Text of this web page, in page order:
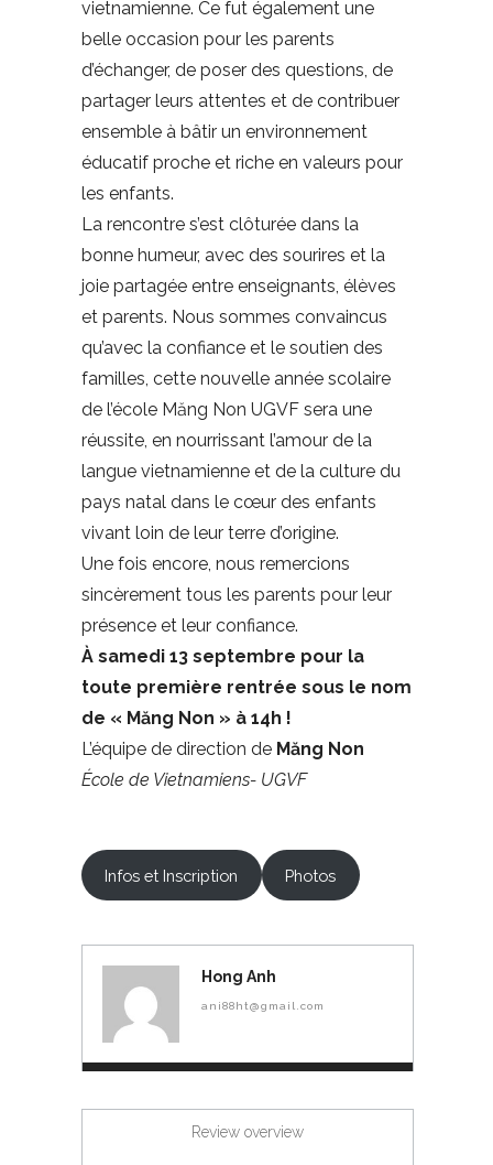
vietnamienne. Ce fut également une
belle occasion pour les parents
d’échanger, de poser des questions, de
partager leurs attentes et de contribuer
ensemble à bâtir un environnement
éducatif proche et riche en valeurs pour
les enfants.
La rencontre s’est clôturée dans la
bonne humeur, avec des sourires et la
joie partagée entre enseignants, élèves
et parents. Nous sommes convaincus
qu’avec la confiance et le soutien des
familles, cette nouvelle année scolaire
de l’école Măng Non UGVF sera une
réussite, en nourrissant l’amour de la
langue vietnamienne et de la culture du
pays natal dans le cœur des enfants
vivant loin de leur terre d’origine.
Une fois encore, nous remercions
sincèrement tous les parents pour leur
présence et leur confiance.
À samedi 13 septembre pour la
toute première rentrée sous le nom
de « Măng Non » à 14h !
L’équipe de direction de Măng Non
École de Vietnamiens- UGVF
Infos et Inscription Photos
Hong Anh
ani88ht@gmail.com
Review overview